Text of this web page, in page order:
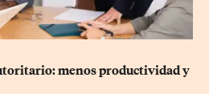
menos productividad y